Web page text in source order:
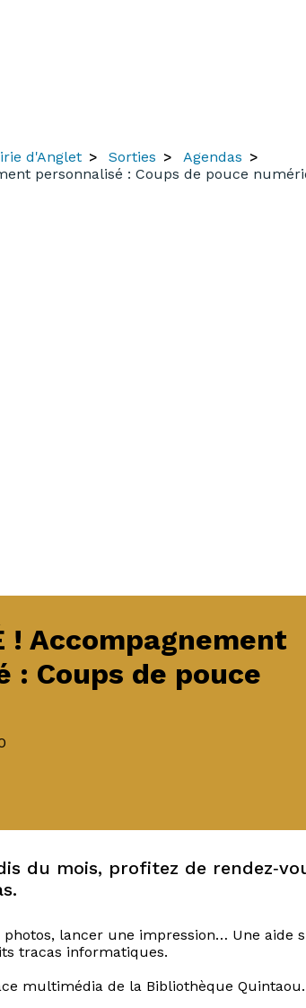
d'Anglet Sorties
Agendas
personnalisé : Coups de pouce
! Accompagnement
: Coups de pouce
du mois, profitez de
photos, lancer une impression… Une aide
tracas informatiques.
multimédia de la Bibliothèque Quintaou.